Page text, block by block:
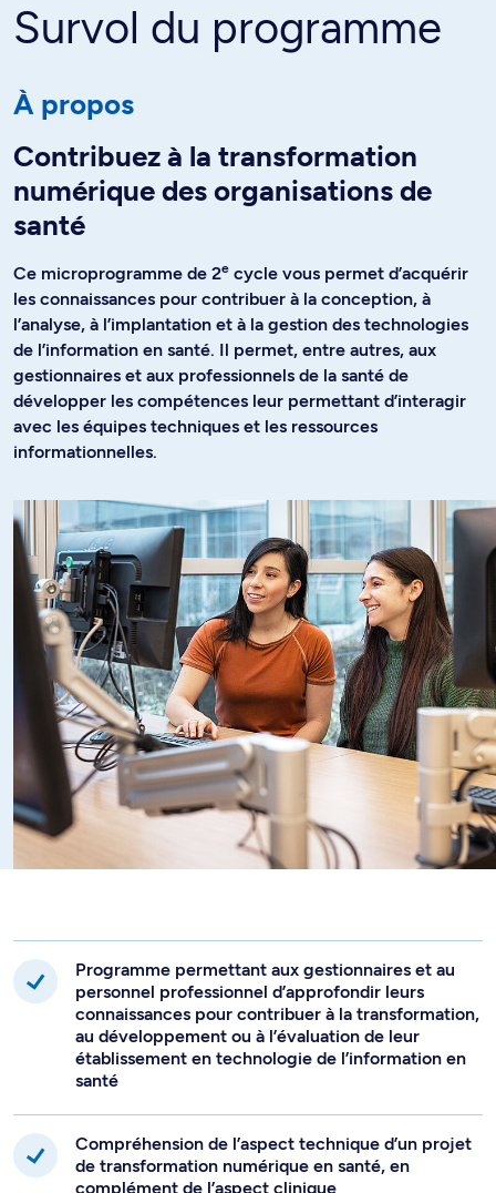
Survol du programme
À propos
Contribuez à la transformation
numérique des organisations de
santé
Ce microprogramme de 2e cycle vous permet d’acquérir
les connaissances pour contribuer à la conception, à
l’analyse, à l’implantation et à la gestion des technologies
de l’information en santé. Il permet, entre autres, aux
gestionnaires et aux professionnels de la santé de
développer les compétences leur permettant d’interagir
avec les équipes techniques et les ressources
informationnelles.
Programme permettant aux gestionnaires et au
personnel professionnel d’approfondir leurs
connaissances pour contribuer à la transformation,
au développement ou à l’évaluation de leur
établissement en technologie de l’information en
santé
Compréhension de l’aspect technique d’un projet
de transformation numérique en santé, en
complément de l’aspect clinique